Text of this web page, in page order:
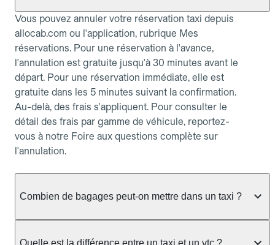
Vous pouvez annuler votre réservation taxi depuis
allocab.com ou l'application, rubrique Mes
réservations. Pour une réservation à l'avance,
l'annulation est gratuite jusqu'à 30 minutes avant le
départ. Pour une réservation immédiate, elle est
gratuite dans les 5 minutes suivant la confirmation.
Au-delà, des frais s'appliquent. Pour consulter le
détail des frais par gamme de véhicule, reportez-
vous à notre Foire aux questions complète sur
l'annulation.
Combien de bagages peut-on mettre dans un taxi ?
taxi berline accueille en général jusqu'à 3 bagages
Quelle est la différence entre un taxi et un vtc ?